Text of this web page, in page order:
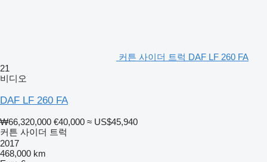
커튼 사이더 트럭 DAF LF 260 FA
21
비디오
DAF LF 260 FA
₩66,320,000 €40,000 ≈ US$45,940
커튼 사이더 트럭
2017
468,000 km